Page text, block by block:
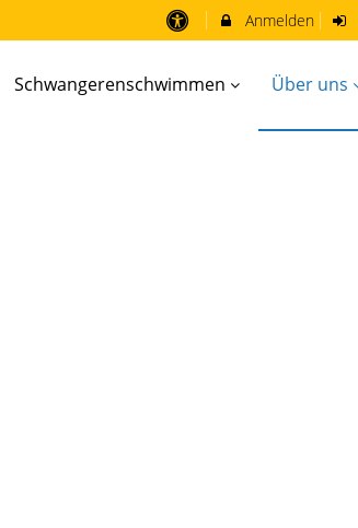
Anmelden
Schwangerenschwimmen Über uns